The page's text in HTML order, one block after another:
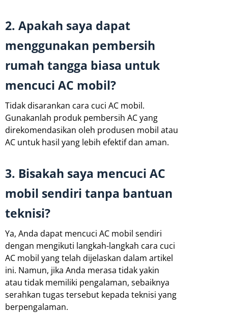
2. Apakah saya dapat
menggunakan pembersih
rumah tangga biasa untuk
mencuci AC mobil?
Tidak disarankan cara cuci AC mobil.
Gunakanlah produk pembersih AC yang
direkomendasikan oleh produsen mobil atau
AC untuk hasil yang lebih efektif dan aman.
3. Bisakah saya mencuci AC
mobil sendiri tanpa bantuan
teknisi?
Ya, Anda dapat mencuci AC mobil sendiri
dengan mengikuti langkah-langkah cara cuci
AC mobil yang telah dijelaskan dalam artikel
ini. Namun, jika Anda merasa tidak yakin
atau tidak memiliki pengalaman, sebaiknya
serahkan tugas tersebut kepada teknisi yang
berpengalaman.